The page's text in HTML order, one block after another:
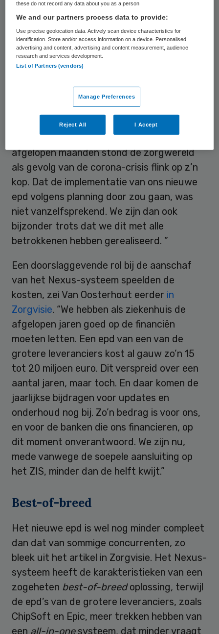
project nu afgerond. In de volgende fase,
die na de zomer zal starten, richten de
vernieuwingen zich op het OK-complex en
het medicatieproces, waarna het traject in
2021 afgerond zal zijn.
Letten op financiën
Maikel van Oosterhout, co-bestuurder en
CMIO van het GHZ, zegt hierover: “De
afgelopen maanden stond de zorgwereld
als gevolg van de corona-crisis flink op z’n
kop. Dat de implementatie van ons nieuwe
epd volgens planning door zou gaan, was
niet vanzelfsprekend. We zijn dan ook
bijzonder trots dat we dit met alle
betrokkenen hebben gerealiseerd. ”
Een doorslaggevende rol bij de aanschaf
van het Nexus-systeem speelden de
kosten, zei Van Oosterhout eerder in
Zorgvisie. “We hebben als ziekenhuis de
afgelopen jaren goed op de financiën
moeten letten. Een epd van een van de
grotere leveranciers kost al gauw zo’n 15
tot 20 miljoen euro. Dit verspreid over een
aantal jaren, maar toch. En daar komen de
jaarlijkse bijdragen voor updates en
onderhoud nog bij. Zo’n bedrag is voor ons,
en voor de banken die ons financieren, op
dit moment onverantwoord. We zijn nu,
mede vanwege de soepele aansluiting op
het ZIS, minder dan de helft kwijt.”
Best-of-breed
Het nieuwe epd is wel nog minder compleet
dan dat van sommige concurrenten, zo
bleek uit het artikel in Zorgvisie. Het Nexus-
systeem heeft de karakteristieken van een
zogeheten best-of-breedoplossing, terwijl
de epd’s van de grotere leveranciers, zoals
ChipSoft en Epic, meer trekken hebben van
een all-in-one systeem, dat minder vraagt
these do not record any data about you as a person
We and our partners process data to provide:
Use precise geolocation data. Actively scan device characteristics for
identification. Store and/or access information on a device. Personalised
advertising and content, advertising and content measurement, audience
research and services development.
List of Partners (vendors)
Manage Preferences
Reject All I Accept